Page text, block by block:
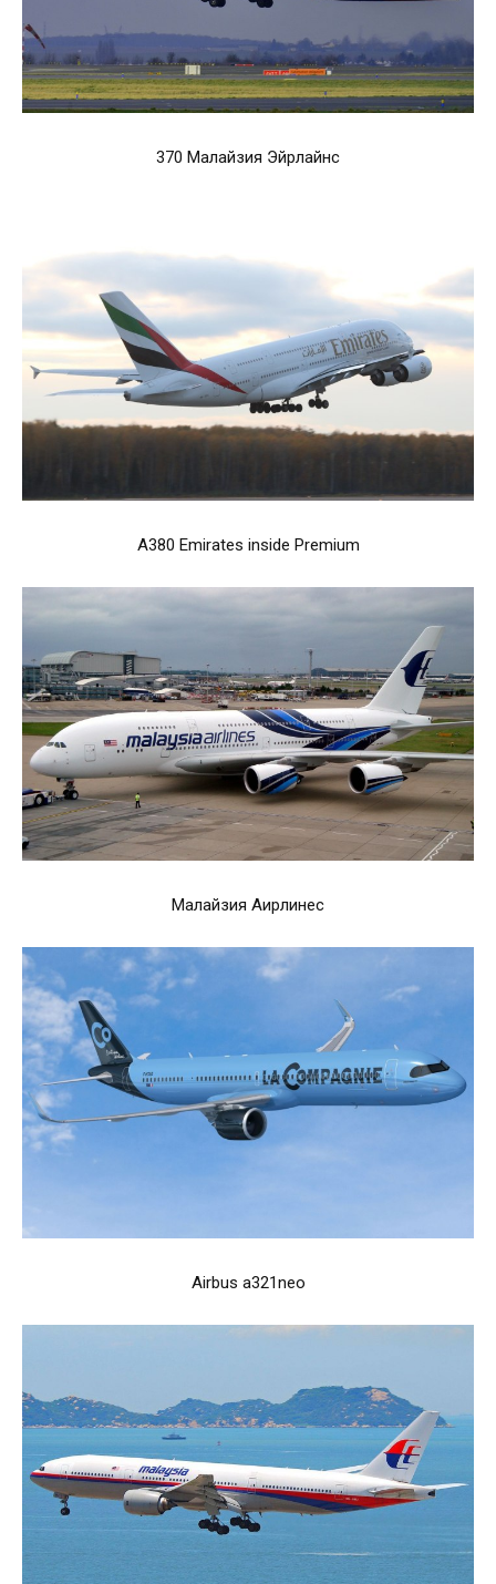
370 Малайзия Эйрлайнс
А380 Emirates inside Premium
Малайзия Аирлинес
Airbus a321neo